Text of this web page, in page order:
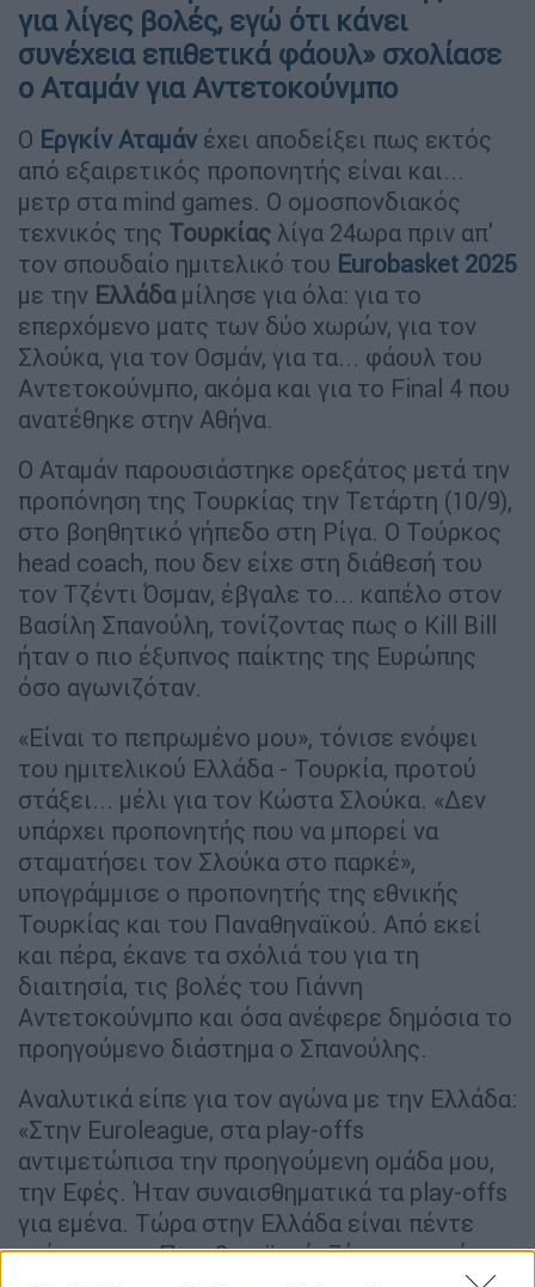
για λίγες βολές, εγώ ότι κάνει
συνέχεια επιθετικά φάουλ» σχολίασε
ο Αταμάν για Αντετοκούνμπο
Ο Εργκίν Αταμάνέχει αποδείξει πως εκτός
από εξαιρετικός προπονητής είναι και...
μετρ στα mind games. Ο ομοσπονδιακός
τεχνικός της Τουρκίας λίγα 24ωρα πριν απ'
τον σπουδαίο ημιτελικό του Eurobasket 2025
με την Ελλάδαμίλησε για όλα: για το
επερχόμενο ματς των δύο χωρών, για τον
Σλούκα, για τον Οσμάν, για τα... φάουλ του
Αντετοκούνμπο, ακόμα και για το Final 4 που
ανατέθηκε στην Αθήνα.
Ο Αταμάν παρουσιάστηκε ορεξάτος μετά την
προπόνηση της Τουρκίας την Τετάρτη (10/9),
στο βοηθητικό γήπεδο στη Ρίγα. Ο Τούρκος
head coach, που δεν είχε στη διάθεσή του
τον Τζέντι Όσμαν, έβγαλε το... καπέλο στον
Βασίλη Σπανούλη, τονίζοντας πως ο Kill Bill
ήταν ο πιο έξυπνος παίκτης της Ευρώπης
όσο αγωνιζόταν.
«Είναι το πεπρωμένο μου», τόνισε ενόψει
του ημιτελικού Ελλάδα - Τουρκία, προτού
στάξει... μέλι για τον Κώστα Σλούκα. «Δεν
υπάρχει προπονητής που να μπορεί να
σταματήσει τον Σλούκα στο παρκέ»,
υπογράμμισε ο προπονητής της εθνικής
Τουρκίας και του Παναθηναϊκού. Από εκεί
και πέρα, έκανε τα σχόλιά του για τη
διαιτησία, τις βολές του Γιάννη
Αντετοκούνμπο και όσα ανέφερε δημόσια το
προηγούμενο διάστημα ο Σπανούλης.
Αναλυτικά είπε για τον αγώνα με την Ελλάδα:
«Στην Euroleague, στα play-offs
αντιμετώπισα την προηγούμενη ομάδα μου,
την Εφές. Ήταν συναισθηματικά τα play-offs
για εμένα. Τώρα στην Ελλάδα είναι πέντε
παίκτες του Παναθηναϊκού. Ξέρω πως είναι